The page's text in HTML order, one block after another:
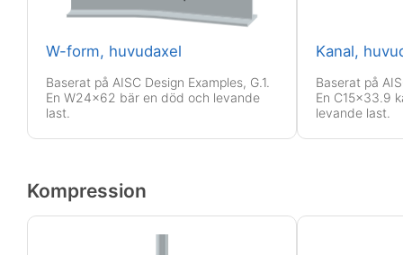
W-form, huvudaxel
Baserat på AISC Design Examples, G.1.
En W24x62 bär en död och levande
last.
Kanal,
Baserat på
En C15x33.9
levande last.
Kompression